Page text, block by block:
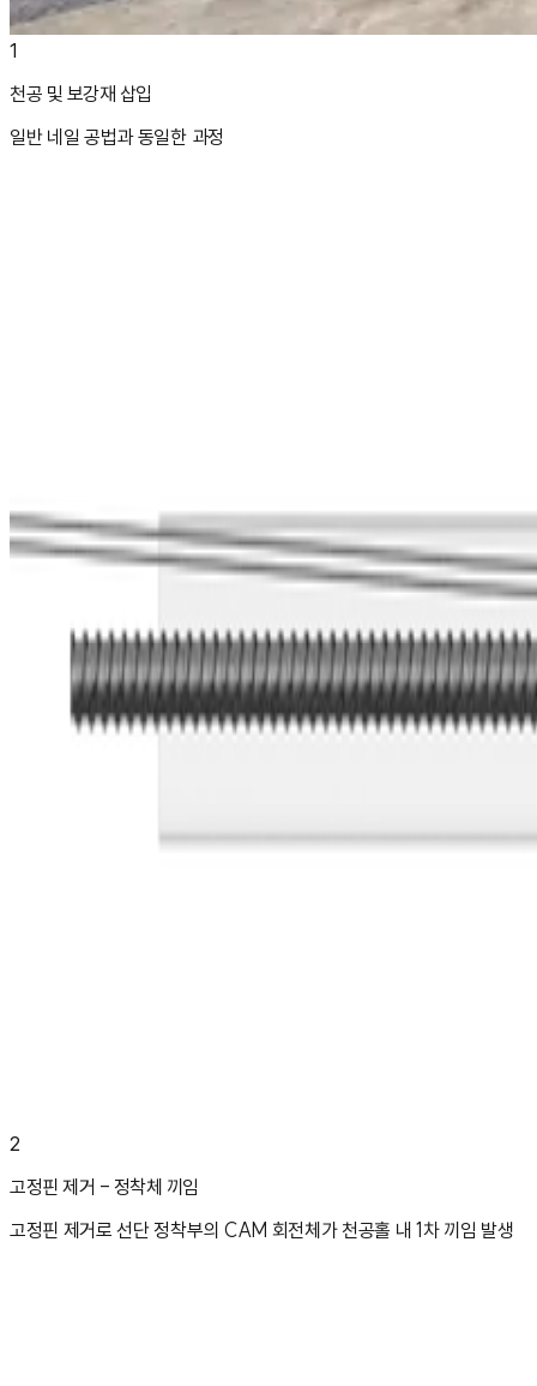
1
천공 및 보강재 삽입
일반 네일 공법과 동일한 과정
2
고정핀 제거 - 정착체 끼임
고정핀 제거로 선단 정착부의 CAM 회전체가 천공홀 내 1차 끼임 발생